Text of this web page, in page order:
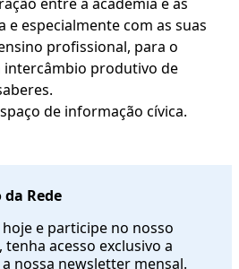
e especialmente com as suas
profissional, para o
produtivo de
de informação cívica.
Rede
e participe no nosso
acesso exclusivo a
nossa newsletter mensal.